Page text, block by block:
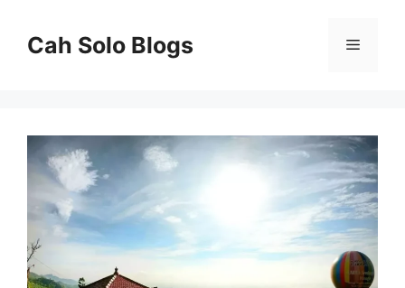
Cah Solo Blogs Menu